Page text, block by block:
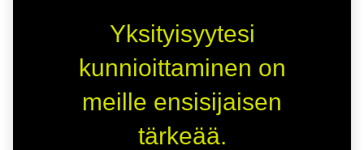
Yksityisyytesi
kunnioittaminen on
meille ensisijaisen
tärkeää.